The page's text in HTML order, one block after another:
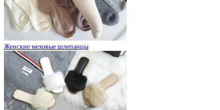
Женские меховые шлепанцы